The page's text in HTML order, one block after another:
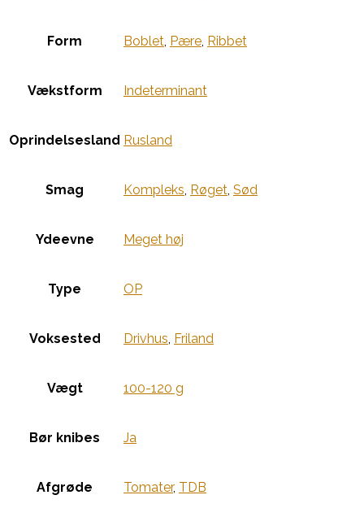
Form Boblet Pære Ribbet
Vækstform Indeterminant
Oprindelsesland Rusland
Smag Kompleks Røget Sød
Ydeevne Meget høj
Type OP
Voksested Drivhus Friland
Vægt 100-120 g
Bør knibes Ja
Afgrøde Tomater, TDB